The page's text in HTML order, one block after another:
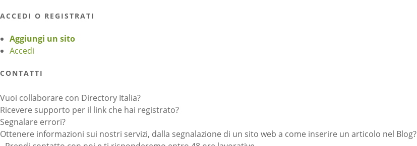
ACCEDI O REGISTRATI
Aggiungi un sito
Accedi
CONTATTI
Vuoi collaborare con Directory Italia?
Ricevere supporto per il link che hai registrato?
Segnalare errori?
Ottenere informazioni sui nostri servizi, dalla segnalazione di un sito web a come inserire un articolo nel Blog?